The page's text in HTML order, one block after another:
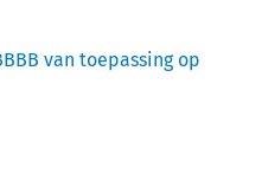
van toepassing op